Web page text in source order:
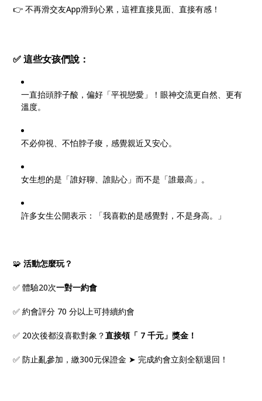
👉 不再滑交友App滑到心累，這裡直接見面、直接有感！
✅ 這些女孩們說：
一直抬頭脖子酸，偏好「平視戀愛」！眼神交流更自然、更有
溫度。
不必仰視、不怕脖子痠，感覺親近又安心。
女生想的是「誰好聊、誰貼心」而不是「誰最高」。
許多女生公開表示：「我喜歡的是感覺對，不是身高。」
🧩活動怎麼玩？
✅ 體驗20次一對一約會
✅ 約會評分 70 分以上可持續約會
✅ 20次後都沒喜歡對象？直接領「 7 千元」獎金！
✅ 防止亂參加，繳300元保證金 ➤ 完成約會立刻全額退回！